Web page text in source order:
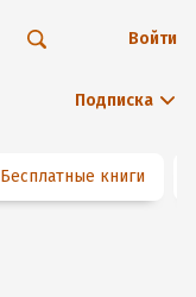
Подписка
Войти
Бесплатные книги